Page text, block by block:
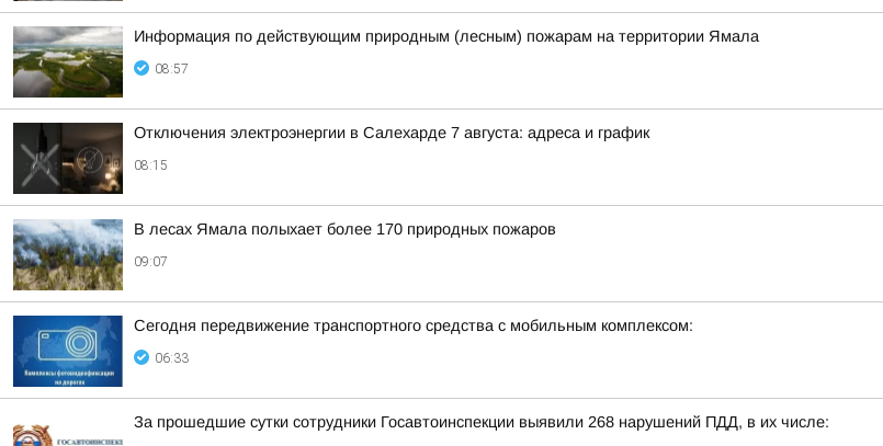
Информация по действующим природным (лесным) пожарам на территории Ямала
08:57
Отключения электроэнергии в Салехарде 7 августа: адреса и график
08:15
В лесах Ямала полыхает более 170 природных пожаров
09:07
Сегодня передвижение транспортного средства с мобильным комплексом:
06:33
За прошедшие сутки сотрудники Госавтоинспекции выявили 268 нарушений ПДД, в их числе: